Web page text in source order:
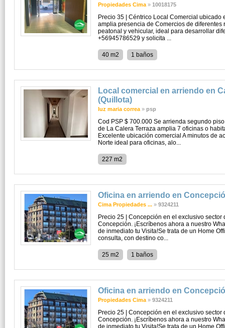
Propiedades Cima » 10018175
Precio 35 | Céntrico Local Comercial ubicado
amplia presencia de Comercios de diferentes
peatonal y vehicular, ideal para desarrollar
+56945786529 y solicita ...
40 m2 1 baños
Local comercial en arriendo en
(Quillota)
luz maria correa » psp
Cod PSP $ 700.000 Se arrienda segundo
de La Calera Terraza amplia 7 oficinas o
Excelente ubicación comercial A minutos de
Norte ideal para oficinas, alo...
227 m2
Oficina en arriendo en
Cima Propiedades ... » 9324211
Precio 25 | Concepción en el exclusivo
Concepción. ¡Escríbenos ahora a nuestro
de inmediato tu Visita!Se trata de un Home
consulta, con destino co...
25 m2 1 baños
Oficina en arriendo en
Propiedades Cima » 9324211
Precio 25 | Concepción en el exclusivo
Concepción. ¡Escríbenos ahora a nuestro
de inmediato tu Visita!Se trata de un Home